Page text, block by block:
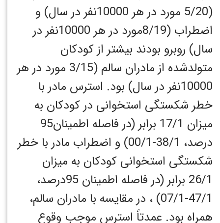
(5/20 مورد در هر 10000نفر در سال) و
اضطراب (8/19مورد در هر 10000نفر در
سال) روبرو بودند بیشتر از کودکان
متولدشده از مادران سالم (3/15 مورد در هر
10000نفر در سال) بود. استرس مادر با
خطر شکستگی استخوانی در کودکان به
میزان 17/1 برابر (در فاصله اطمینان95
درصد، 38/1-00/1) و اضطراب مادر با خطر
شکستگی استخوانی کودکان به میزان
26/1 برابر (در فاصله اطمینان 95درصد،
47/1-07/1) ، در مقایسه با مادران سالم،
همراه بود. عمدتاً استرس موجب وقوع